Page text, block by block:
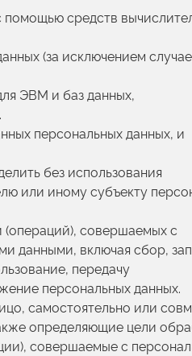
помощью средств
(за исключением
ЭВМ и баз данных,
персональных данных, и
без использования
или иному субъекту
(операций), совершаемых с
данными, включая сбор,
передачу
персональных данных.
самостоятельно или
определяющие цели
совершаемые с